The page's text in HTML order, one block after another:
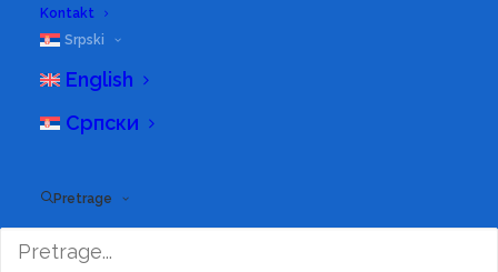
Kontakt
Srpski
English
Српски
Pretrage